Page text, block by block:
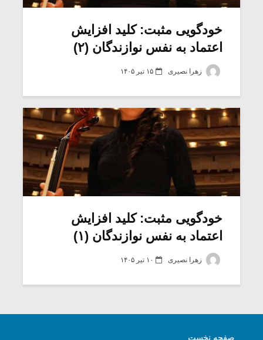
خودگویی مثبت: کلید افزایش
اعتماد به نفس نوازندگان (۲)
زهرا نصیری ۱۵ تیر ۱۴۰۵
خودگویی مثبت: کلید افزایش
اعتماد به نفس نوازندگان (۱)
زهرا نصیری ۱۰ تیر ۱۴۰۵
صفحه نخست
یادداشتی بر موسیقی
شیش و نیم»
اگر نمی توانی
مشهورترین باشی،
بدنام ترین باش
سکانسی
موسیقی